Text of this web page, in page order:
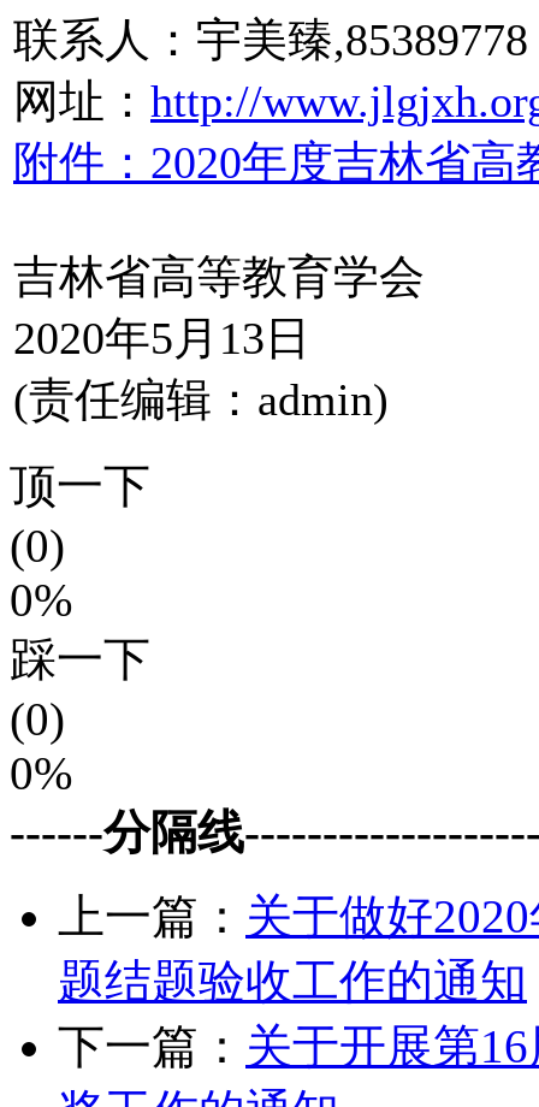
联系人：宇美臻,85389778
网址： http://
附件：2020年度吉林省
吉林省高等教育学会
2020年5月13日
(责任编辑：admin)
顶一下
(0)
0%
踩一下
(0)
0%
------分隔线
上一篇： 关于做好
题结题验收工作的通知
下一篇： 关于开展第